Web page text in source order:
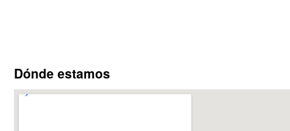
Dónde estamos